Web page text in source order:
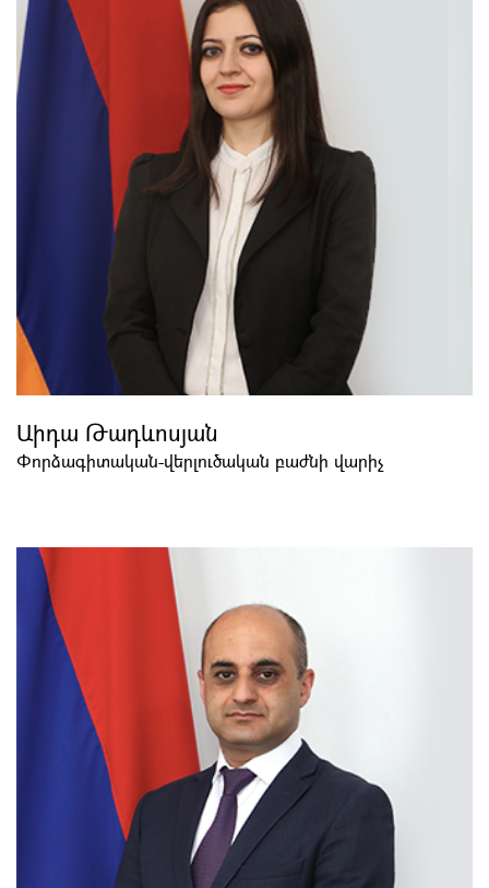
Աիդա Թադևոսյան
Փորձագիտական-վերլուծական բաժնի վարիչ